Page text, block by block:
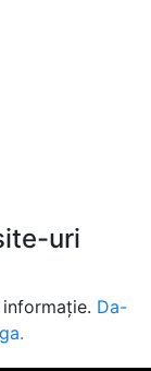
uri
Da-